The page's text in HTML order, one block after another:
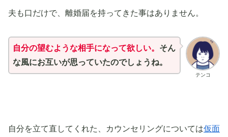
夫も口だけで、離婚届を持ってきた事はありません。
テンコ
自分の望むような相手になって欲しい。 そん
な風にお互いが思っていたのでしょうね。
自分を立て直してくれた、カウンセリングについては仮面